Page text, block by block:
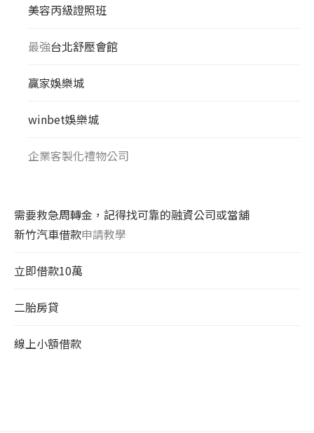
美容丙級證照班
最強台北舒壓會館
贏家娛樂城
winbet娛樂城
企業客製化禮物公司
需要救急周轉金，記得找可靠的融資公司或當舖
新竹汽車借款申請教學
立即借款10萬
二胎房貸
線上小額借款